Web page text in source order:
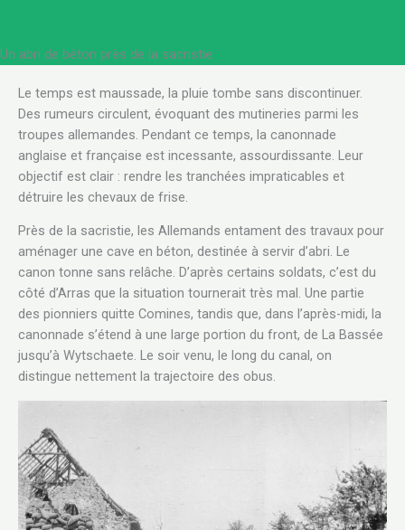
Un abri de béton près de la sacristie
Le temps est maussade, la pluie tombe sans discontinuer.
Des rumeurs circulent, évoquant des mutineries parmi les
troupes allemandes. Pendant ce temps, la canonnade
anglaise et française est incessante, assourdissante. Leur
objectif est clair : rendre les tranchées impraticables et
détruire les chevaux de frise.
Près de la sacristie, les Allemands entament des travaux pour
aménager une cave en béton, destinée à servir d’abri. Le
canon tonne sans relâche. D’après certains soldats, c’est du
côté d’Arras que la situation tournerait très mal. Une partie
des pionniers quitte Comines, tandis que, dans l’après-midi, la
canonnade s’étend à une large portion du front, de La Bassée
jusqu’à Wytschaete. Le soir venu, le long du canal, on
distingue nettement la trajectoire des obus.